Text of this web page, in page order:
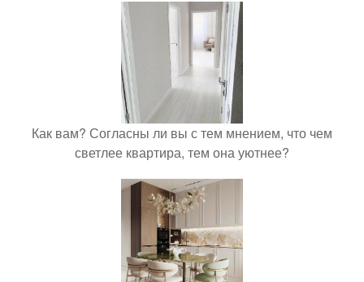
Как вам? Согласны ли вы с тем мнением, что чем
светлее квартира, тем она уютнее?